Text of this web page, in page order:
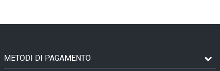
METODI DI PAGAMENTO